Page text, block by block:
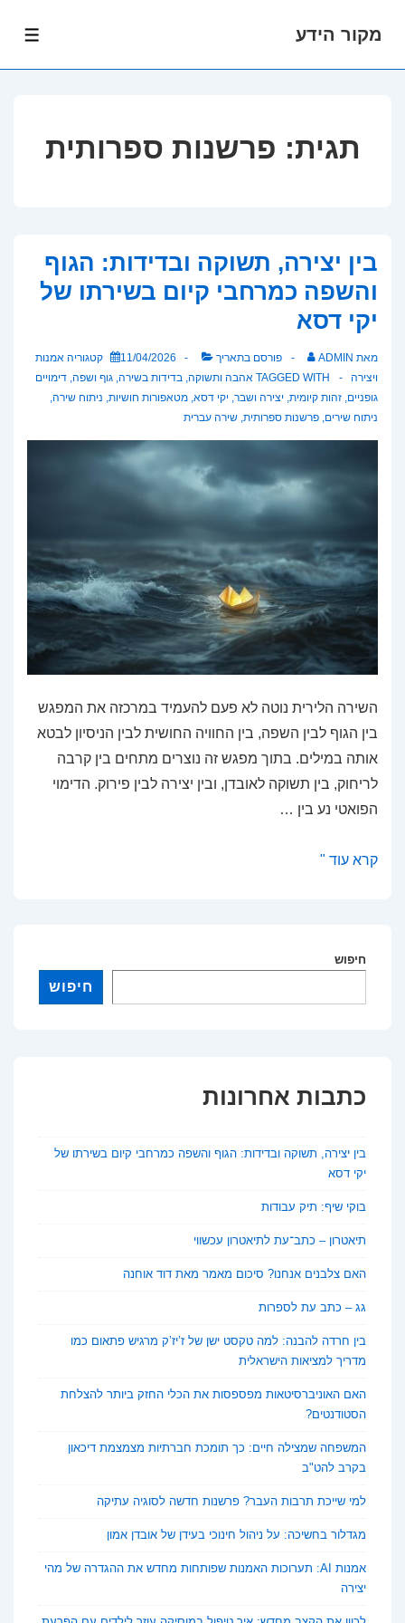
מקור הידע
תגית: פרשנות ספרותית
בין יצירה, תשוקה ובדידות: הגוף
והשפה כמרחבי קיום בשירתו של
יקי דסא
מאת ADMIN פורסם בתאריך 11/04/2026 קטגוריה אמנות
ויצירה
TAGGED WITH אהבה ותשוקה, בדידות בשירה, גוף ושפה, דימויים
גופניים, זהות קיומית, יצירה ושבר, יקי דסא, מטאפורות חושיות, ניתוח שירה,
ניתוח שירים, פרשנות ספרותית, שירה עברית
השירה הלירית נוטה לא פעם להעמיד במרכזה את המפגש
בין הגוף לבין השפה, בין החוויה החושית לבין הניסיון לבטא
אותה במילים. בתוך מפגש זה נוצרים מתחים בין קרבה
לריחוק, בין תשוקה לאובדן, ובין יצירה לבין פירוק. הדימוי
הפואטי נע בין …
בין
הגוף
של
קרא עוד "
חיפוש
חיפוש
כתבות אחרונות
בין יצירה, תשוקה ובדידות: הגוף והשפה כמרחבי קיום בשירתו של
יקי דסא
בוקי שיף: תיק עבודות
תיאטרון – כתב־עת לתיאטרון עכשווי
האם צלבנים אנחנו? סיכום מאמר מאת דוד אוחנה
גג – כתב עת לספרות
בין חרדה להבנה: למה טקסט ישן של ז’יז’ק מרגיש פתאום כמו
מדריך למציאות הישראלית
האם האוניברסיטאות מפספסות את הכלי החזק ביותר להצלחת
הסטודנטים?
המשפחה שמצילה חיים: כך תומכת חברתיות מצמצמת דיכאון
בקרב להט"ב
למי שייכת תרבות העבר? פרשנות חדשה לסוגיה עתיקה
מגדלור בחשיכה: על ניהול חינוכי בעידן של אובדן אמון
אמנות AI: תערוכות האמנות שפותחות מחדש את ההגדרה של מהי
יצירה